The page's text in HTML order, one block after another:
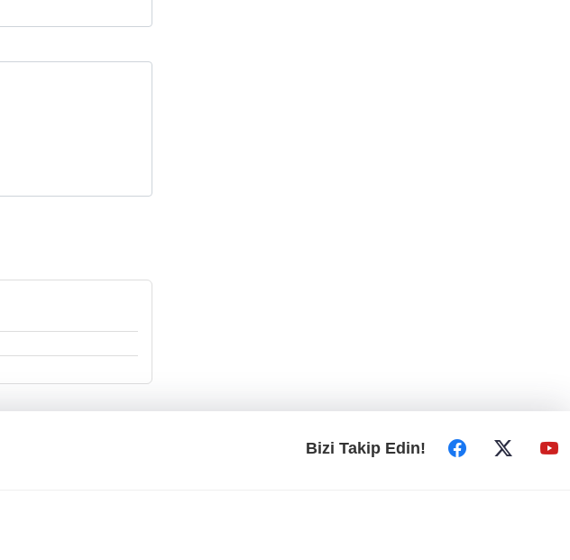
Bizi Takip Edin!